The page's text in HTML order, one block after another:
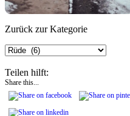
Zurück zur Kategorie
Teilen hilft:
Share this...